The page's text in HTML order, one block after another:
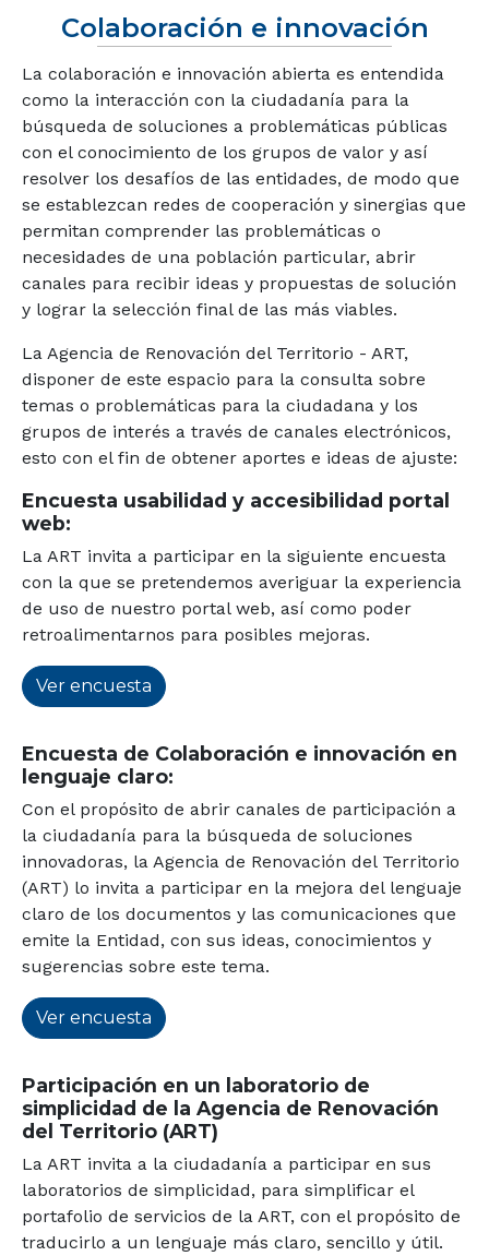
Colaboración e innovación
La colaboración e innovación abierta es entendida
como la interacción con la ciudadanía para la
búsqueda de soluciones a problemáticas públicas
con el conocimiento de los grupos de valor y así
resolver los desafíos de las entidades, de modo que
se establezcan redes de cooperación y sinergias que
permitan comprender las problemáticas o
necesidades de una población particular, abrir
canales para recibir ideas y propuestas de solución
y lograr la selección final de las más viables.
La Agencia de Renovación del Territorio - ART,
disponer de este espacio para la consulta sobre
temas o problemáticas para la ciudadana y los
grupos de interés a través de canales electrónicos,
esto con el fin de obtener aportes e ideas de ajuste:
Encuesta usabilidad y accesibilidad portal
web:
La ART invita a participar en la siguiente encuesta
con la que se pretendemos averiguar la experiencia
de uso de nuestro portal web, así como poder
retroalimentarnos para posibles mejoras.
Ver encuesta
Encuesta de Colaboración e innovación en
lenguaje claro:
Con el propósito de abrir canales de participación a
la ciudadanía para la búsqueda de soluciones
innovadoras, la Agencia de Renovación del Territorio
(ART) lo invita a participar en la mejora del lenguaje
claro de los documentos y las comunicaciones que
emite la Entidad, con sus ideas, conocimientos y
sugerencias sobre este tema.
Ver encuesta
Participación en un laboratorio de
simplicidad de la Agencia de Renovación
del Territorio (ART)
La ART invita a la ciudadanía a participar en sus
laboratorios de simplicidad, para simplificar el
portafolio de servicios de la ART, con el propósito de
traducirlo a un lenguaje más claro, sencillo y útil.